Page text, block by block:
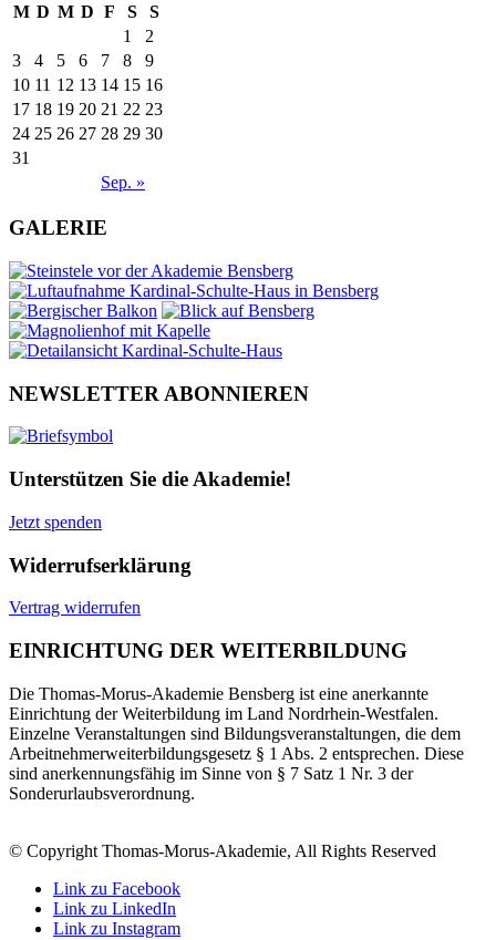
M D M D F S S
Sep. »
1
2
3
4 5 6 7 8
9
10 11 12 13 14 15 16
17 18 19 20 21 22 23
24 25 26 27 28 29 30
31
GALERIE
NEWSLETTER ABONNIEREN
Unterstützen Sie die Akademie!
Jetzt spenden
Widerrufserklärung
Vertrag widerrufen
EINRICHTUNG DER WEITERBILDUNG
Die Thomas-Morus-Akademie Bensberg ist eine anerkannte
Einrichtung der Weiterbildung im Land Nordrhein-Westfalen.
Einzelne Veranstaltungen sind Bildungsveranstaltungen, die dem
Arbeitnehmerweiterbildungsgesetz § 1 Abs. 2 entsprechen. Diese
sind anerkennungsfähig im Sinne von § 7 Satz 1 Nr. 3 der
Sonderurlaubsverordnung.
© Copyright Thomas-Morus-Akademie, All Rights Reserved
Link zu Facebook
Link zu LinkedIn
Link zu Instagram